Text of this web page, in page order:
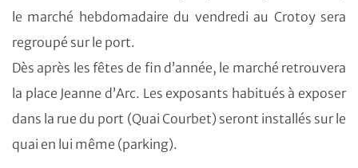
le marché hebdomadaire du vendredi au Crotoy sera
regroupé sur le port.
Dès après les fêtes de fin d’année, le marché retrouvera
la place Jeanne d’Arc. Les exposants habitués à exposer
dans la rue du port (Quai Courbet) seront installés sur le
quai en lui même (parking).